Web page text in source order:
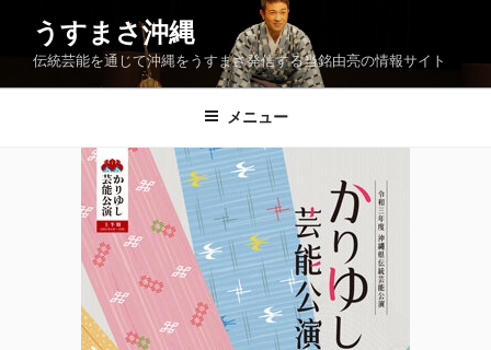
ン
うすまさ沖縄
伝統芸能を通じて沖縄をうすまさ発信する当銘由亮の情報サイト
メニュー